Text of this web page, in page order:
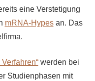
eine Verstetigung
mRNA-Hypesan. Das
werden bei
Studienphasen mit